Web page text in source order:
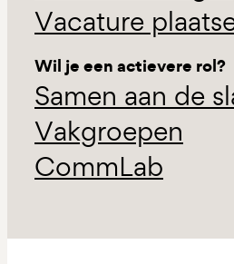
Vacature
Wil je een actievere rol?
Samen aan de
Vakgroepen
CommLab